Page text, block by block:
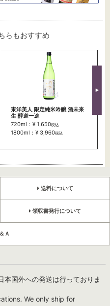
らもおすすめ
東洋美人 限定純米吟醸 酒未来
生 醇道一途
720ml：¥ 1,650税込
1800ml：¥ 3,960税込
送料について
領収書発行について
Ａ
本国外への発送は行っておりま
We only ship for